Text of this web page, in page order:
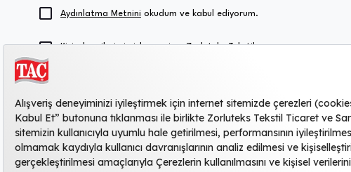
Aydınlatma Metnini okudum ve kabul ediyorum.
Kişisel verilerimin işlenmesine, Zorluteks Tekstil
kullanılmasına, saklanmasına ve yurtdışı ve/veya
yurtiçi hizmet sağlayıcı üçüncü kişilerle paylaşılmasına
açık rıza veriyorum.